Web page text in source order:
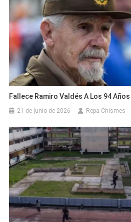
Fallece Ramiro Valdés A Los 94 Años
21 de junio de 2026 Repa Chismes